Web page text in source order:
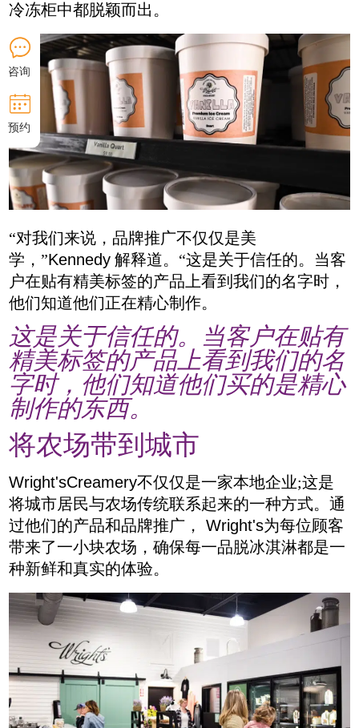
咨询
预约
冷冻柜中都脱颖而出。
“对我们来说，品牌推广不仅仅是美
学，”Kennedy 解释道。 “这是关于信任的。当客
户在贴有精美标签的产品上看到我们的名字时，
他们知道他们正在精心制作。
这是关于信任的。当客户在贴有
精美标签的产品上看到我们的名
字时，他们知道他们买的是精心
制作的东西。
将农场带到城市
Wright'sCreamery不仅仅是一家本地企业;这是
将城市居民与农场传统联系起来的一种方式。通
过他们的产品和品牌推广，
Wright's为每位顾客
带来了一小块农场，确保每一品脱冰淇淋都是一
种新鲜和真实的体验。